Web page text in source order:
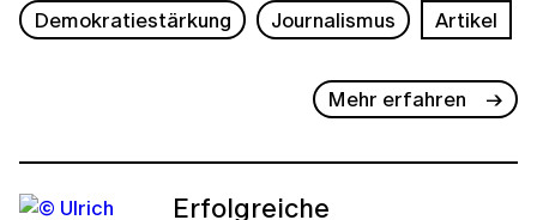
Demokratiestärkung Journalismus Artikel
Mehr erfahren
Erfolgreiche